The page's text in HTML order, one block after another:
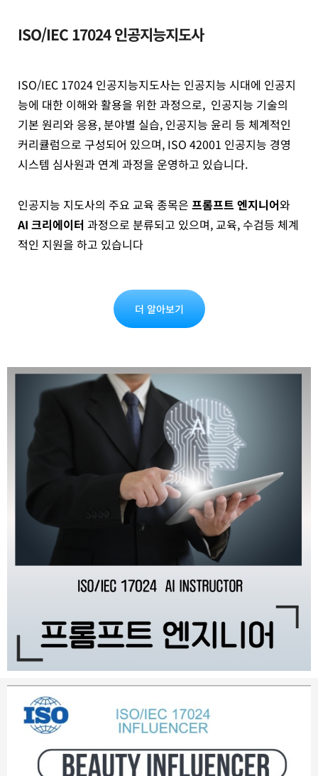
ISO/IEC 17024 인공지능지도사
ISO/IEC 17024 인공지능지도사는 인공지능 시대에 인공지
능에 대한 이해와 활용을 위한 과정으로, 인공지능 기술의
기본 원리와 응용, 분야별 실습, 인공지능 윤리 등 체계적인
커리큘럼으로 구성되어 있으며, ISO 42001 인공지능 경영
시스템 심사원과 연계 과정을 운영하고 있습니다.
인공지능 지도사의 주요 교육 종목은 프롬프트 엔지니어와
AI 크리에이터 과정으로 분류되고 있으며, 교육, 수검등 체계
적인 지원을 하고 있습니다
더 알아보기